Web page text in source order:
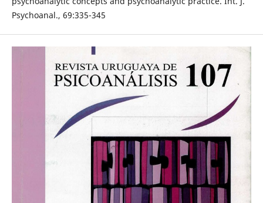
Psychoanal., 69:335-345